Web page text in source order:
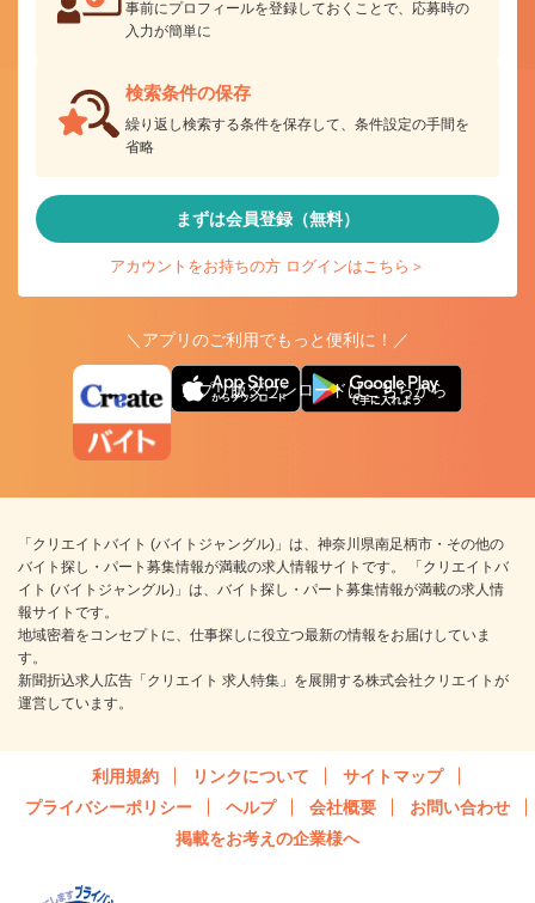
事前にプロフィールを登録しておくことで、応募時の
入力が簡単に
検索条件の保存
繰り返し検索する条件を保存して、条件設定の手間を
省略
まずは会員登録（無料）
アカウントをお持ちの方 ログインはこちら＞
＼アプリのご利用でもっと便利に！／
アプリ版ダウンロードはこちらから
「クリエイトバイト (バイトジャングル)」は、神奈川県南足柄市・その他の
バイト探し・パート募集情報が満載の求人情報サイトです。 「クリエイトバ
イト (バイトジャングル)」は、バイト探し・パート募集情報が満載の求人情
報サイトです。
地域密着をコンセプトに、仕事探しに役立つ最新の情報をお届けしていま
す。
新聞折込求人広告「クリエイト 求人特集」を展開する株式会社クリエイトが
運営しています。
利用規約 リンクについて
サイトマップ
プライバシーポリシー
ヘルプ 会社概要
お問い合わせ
掲載をお考えの企業様へ